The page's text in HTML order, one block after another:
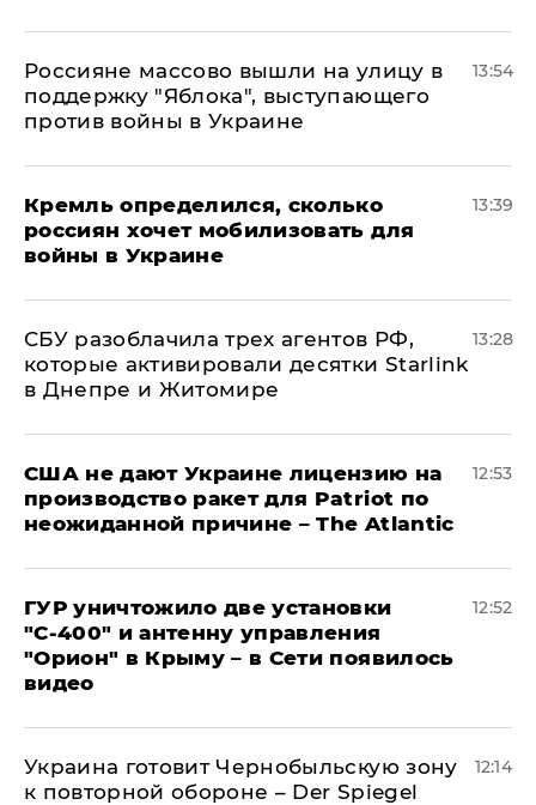
Россияне массово вышли на улицу в
поддержку "Яблока", выступающего
против войны в Украине
13:54
Кремль определился, сколько
россиян хочет мобилизовать для
войны в Украине
13:39
СБУ разоблачила трех агентов РФ,
которые активировали десятки Starlink
в Днепре и Житомире
13:28
США не дают Украине лицензию на
производство ракет для Patriot по
неожиданной причине – The Atlantic
12:53
ГУР уничтожило две установки
"С‑400" и антенну управления
"Орион" в Крыму – в Сети появилось
видео
12:52
Украина готовит Чернобыльскую зону
к повторной обороне – Der Spiegel
12:14